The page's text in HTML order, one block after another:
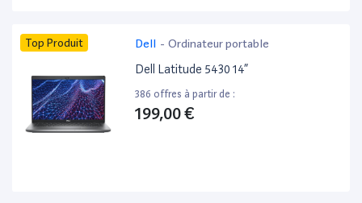
Top Produit Dell - Ordinateur portable
Dell Latitude 5430 14”
386 offres à partir de :
199,00 €